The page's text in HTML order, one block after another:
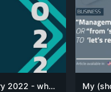
Alugha Updates | February 2022 - what's new at alugha